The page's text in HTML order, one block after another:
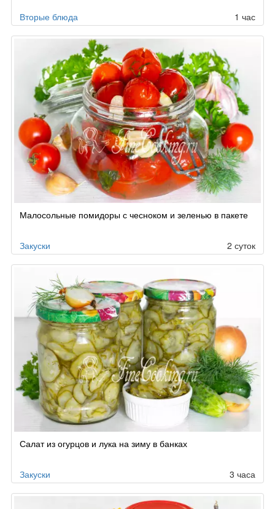
Вторые блюда 1 час
Малосольные помидоры с чесноком и зеленью в пакете
Закуски 2 суток
Салат из огурцов и лука на зиму в банках
Закуски 3 часа